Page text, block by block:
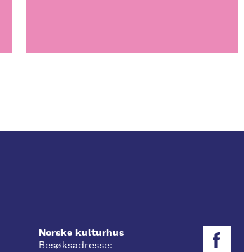
Norske kulturhus
Besøksadresse: